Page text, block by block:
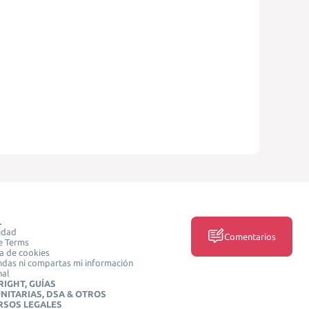
Terms
de cookies
ni compartas mi información
GUÍAS
DSA & OTROS
LEGALES
Comentarios